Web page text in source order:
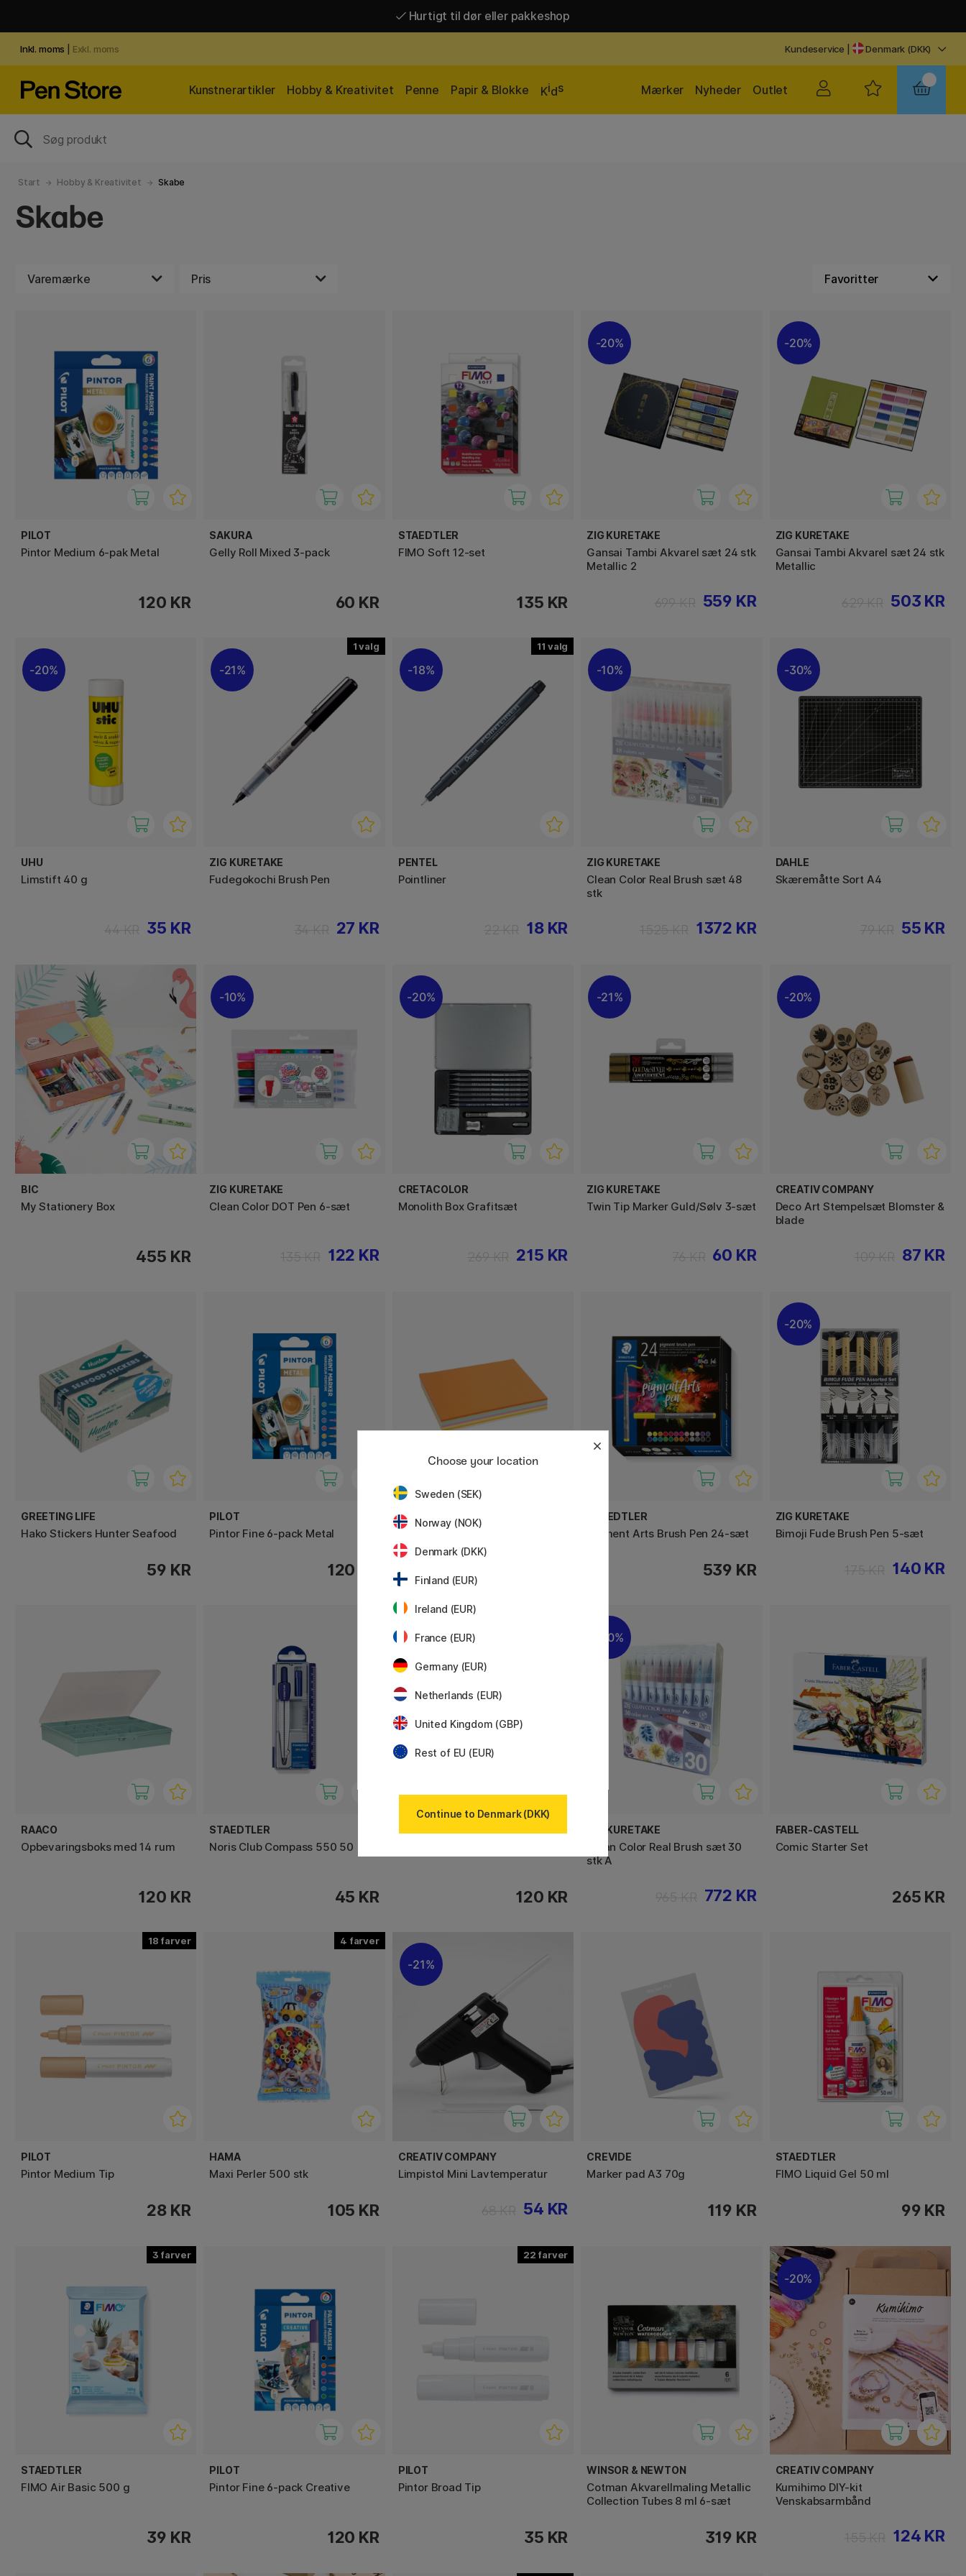
Hurtigt til dør eller pakkeshop
Inkl. moms Exkl. moms Kundeservice Denmark (DKK)
Kunstnerartikler Hobby & Kreativitet Penne Papir & Blokke Kids Outlet
Nyheder
Mærker
Start Hobby & Kreativitet Skabe
Skabe
Varemærke Pris
PILOT
Pintor Medium 6-pak Metal
120 KR
SAKURA
Gelly Roll Mixed 3-pack
60 KR
STAEDTLER
FIMO Soft 12-set
135 KR
20%
ZIG KURETAKE
Gansai Tambi Akvarel sæt 24 stk
Metallic 2
559 KR
20%
ZIG KURETAKE
Gansai Tambi Akvarel sæt 24 stk
Metallic
503 KR
20%
UHU
Limstift 40 g
35 KR
1
21%
ZIG KURETAKE
Fudegokochi Brush Pen
27 KR
11
18%
PENTEL
Pointliner
18 KR
10%
ZIG KURETAKE
Clean Color Real Brush sæt 48
stk
1372 KR
30%
DAHLE
Skæremåtte Sort A4
55 KR
BIC
My Stationery Box
455 KR
10%
ZIG KURETAKE
Clean Color DOT Pen 6-sæt
122 KR
20%
CRETACOLOR
Monolith Box Grafitsæt
215 KR
21%
ZIG KURETAKE
Twin Tip Marker Guld/Sølv 3-sæt
60 KR
20%
CREATIV COMPANY
Deco Art Stempelsæt Blomster &
blade
87 KR
GREETING LIFE
Hako Stickers Hunter Seafood
59 KR
PILOT
Pintor Fine 6-pack Metal
120 KR
CREATIV COMPANY
Farvet papir Pastel A4 160 g
STAEDTLER
Pigment Arts Brush Pen 24-sæt
539 KR
20%
ZIG KURETAKE
Bimoji Fude Brush Pen 5-sæt
140 KR
RAACO
Opbevaringsboks med 14 rum
120 KR
STAEDTLER
Noris Club Compass 550 50
45 KR 120 KR
20%
ZIG KURETAKE
Clean Color Real Brush sæt 30
stk A
772 KR
FABER-CASTELL
Comic Starter Set
265 KR
18
PILOT
Pintor Medium Tip
28 KR
4
HAMA
Maxi Perler 500 stk
105 KR
21%
CREATIV COMPANY
Limpistol Mini Lavtemperatur
54 KR
CREVIDE
Marker pad A3 70g
119 KR
STAEDTLER
FIMO Liquid Gel 50 ml
99 KR
3
STAEDTLER
FIMO Air Basic 500 g
39 KR
PILOT
Pintor Fine 6-pack Creative
120 KR
22
PILOT
Pintor Broad Tip
35 KR
WINSOR & NEWTON
Cotman Akvarellmaling Metallic
Collection Tubes 8 ml 6-sæt
319 KR
20%
CREATIV COMPANY
Kumihimo DIY-kit
Venskabsarmbånd
124 KR
Choose your location
Sweden (SEK)
Norway (NOK)
Denmark (DKK)
Finland (EUR)
Ireland (EUR)
France (EUR)
Germany (EUR)
Netherlands (EUR)
United Kingdom (GBP)
Rest of EU (EUR)
Continue to Denmark (DKK)